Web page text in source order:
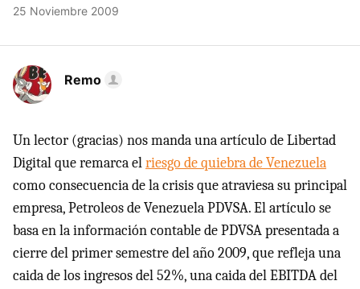
25 Noviembre 2009
Remo
Un lector (gracias) nos manda una artículo de Libertad
Digital que remarca elriesgo de quiebra de Venezuela
como consecuencia de la crisis que atraviesa su principal
empresa, Petroleos de Venezuela PDVSA. El artículo se
basa en la información contable de PDVSA presentada a
cierre del primer semestre del año 2009, que refleja una
caida de los ingresos del 52%, una caida del EBITDA del